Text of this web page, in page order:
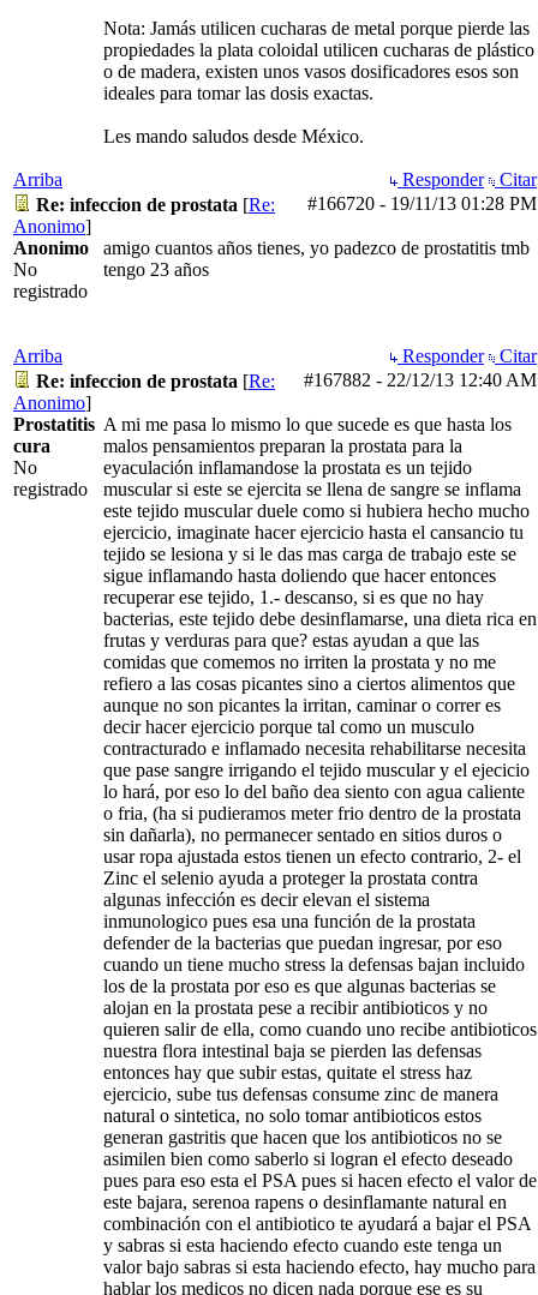
Nota: Jamás utilicen cucharas de metal porque pierde las
propiedades la plata coloidal utilicen cucharas de plástico
o de madera, existen unos vasos dosificadores esos son
ideales para tomar las dosis exactas.
Les mando saludos desde México.
Arriba Responder
Citar
#166720 - 19/11/13 01:28 PM
Re: infeccion de prostata [Re:
Anonimo]
Anonimo
No
registrado
amigo cuantos años tienes, yo padezco de prostatitis tmb
tengo 23 años
Arriba Responder
Citar
#167882 - 22/12/13 12:40 AM
Re: infeccion de prostata [Re:
Anonimo]
Prostatitis
cura
No
registrado
A mi me pasa lo mismo lo que sucede es que hasta los
malos pensamientos preparan la prostata para la
eyaculación inflamandose la prostata es un tejido
muscular si este se ejercita se llena de sangre se inflama
este tejido muscular duele como si hubiera hecho mucho
ejercicio, imaginate hacer ejercicio hasta el cansancio tu
tejido se lesiona y si le das mas carga de trabajo este se
sigue inflamando hasta doliendo que hacer entonces
recuperar ese tejido, 1.- descanso, si es que no hay
bacterias, este tejido debe desinflamarse, una dieta rica en
frutas y verduras para que? estas ayudan a que las
comidas que comemos no irriten la prostata y no me
refiero a las cosas picantes sino a ciertos alimentos que
aunque no son picantes la irritan, caminar o correr es
decir hacer ejercicio porque tal como un musculo
contracturado e inflamado necesita rehabilitarse necesita
que pase sangre irrigando el tejido muscular y el ejecicio
lo hará, por eso lo del baño dea siento con agua caliente
o fria, (ha si pudieramos meter frio dentro de la prostata
sin dañarla), no permanecer sentado en sitios duros o
usar ropa ajustada estos tienen un efecto contrario, 2- el
Zinc el selenio ayuda a proteger la prostata contra
algunas infección es decir elevan el sistema
inmunologico pues esa una función de la prostata
defender de la bacterias que puedan ingresar, por eso
cuando un tiene mucho stress la defensas bajan incluido
los de la prostata por eso es que algunas bacterias se
alojan en la prostata pese a recibir antibioticos y no
quieren salir de ella, como cuando uno recibe antibioticos
nuestra flora intestinal baja se pierden las defensas
entonces hay que subir estas, quitate el stress haz
ejercicio, sube tus defensas consume zinc de manera
natural o sintetica, no solo tomar antibioticos estos
generan gastritis que hacen que los antibioticos no se
asimilen bien como saberlo si logran el efecto deseado
pues para eso esta el PSA pues si hacen efecto el valor de
este bajara, serenoa rapens o desinflamante natural en
combinación con el antibiotico te ayudará a bajar el PSA
y sabras si esta haciendo efecto cuando este tenga un
valor bajo sabras si esta haciendo efecto, hay mucho para
hablar los medicos no dicen nada porque ese es su